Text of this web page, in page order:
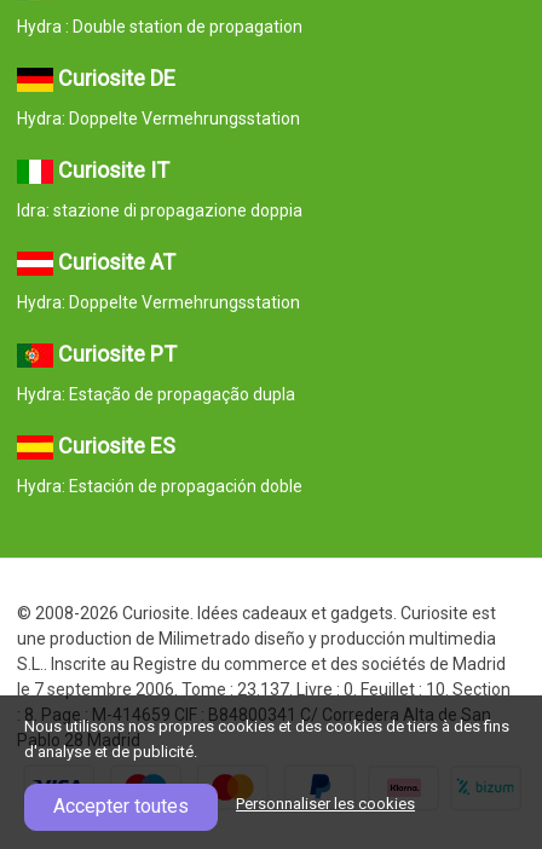
Hydra : Double station de propagation
Curiosite DE
Hydra: Doppelte Vermehrungsstation
Curiosite IT
Idra: stazione di propagazione doppia
Curiosite AT
Hydra: Doppelte Vermehrungsstation
Curiosite PT
Hydra: Estação de propagação dupla
Curiosite ES
Hydra: Estación de propagación doble
© 2008-2026 Curiosite. Idées cadeaux et gadgets. Curiosite est
une production de Milimetrado diseño y producción multimedia
S.L.. Inscrite au Registre du commerce et des sociétés de Madrid
le 7 septembre 2006. Tome : 23.137. Livre : 0. Feuillet : 10. Section
: 8. Page : M-414659 CIF : B84800341 C/ Corredera Alta de San
Pablo 28 Madrid
Nous utilisons nos propres cookies et des cookies de tiers à des fins
d'analyse et de publicité.
Accepter toutes Personnaliser les cookies